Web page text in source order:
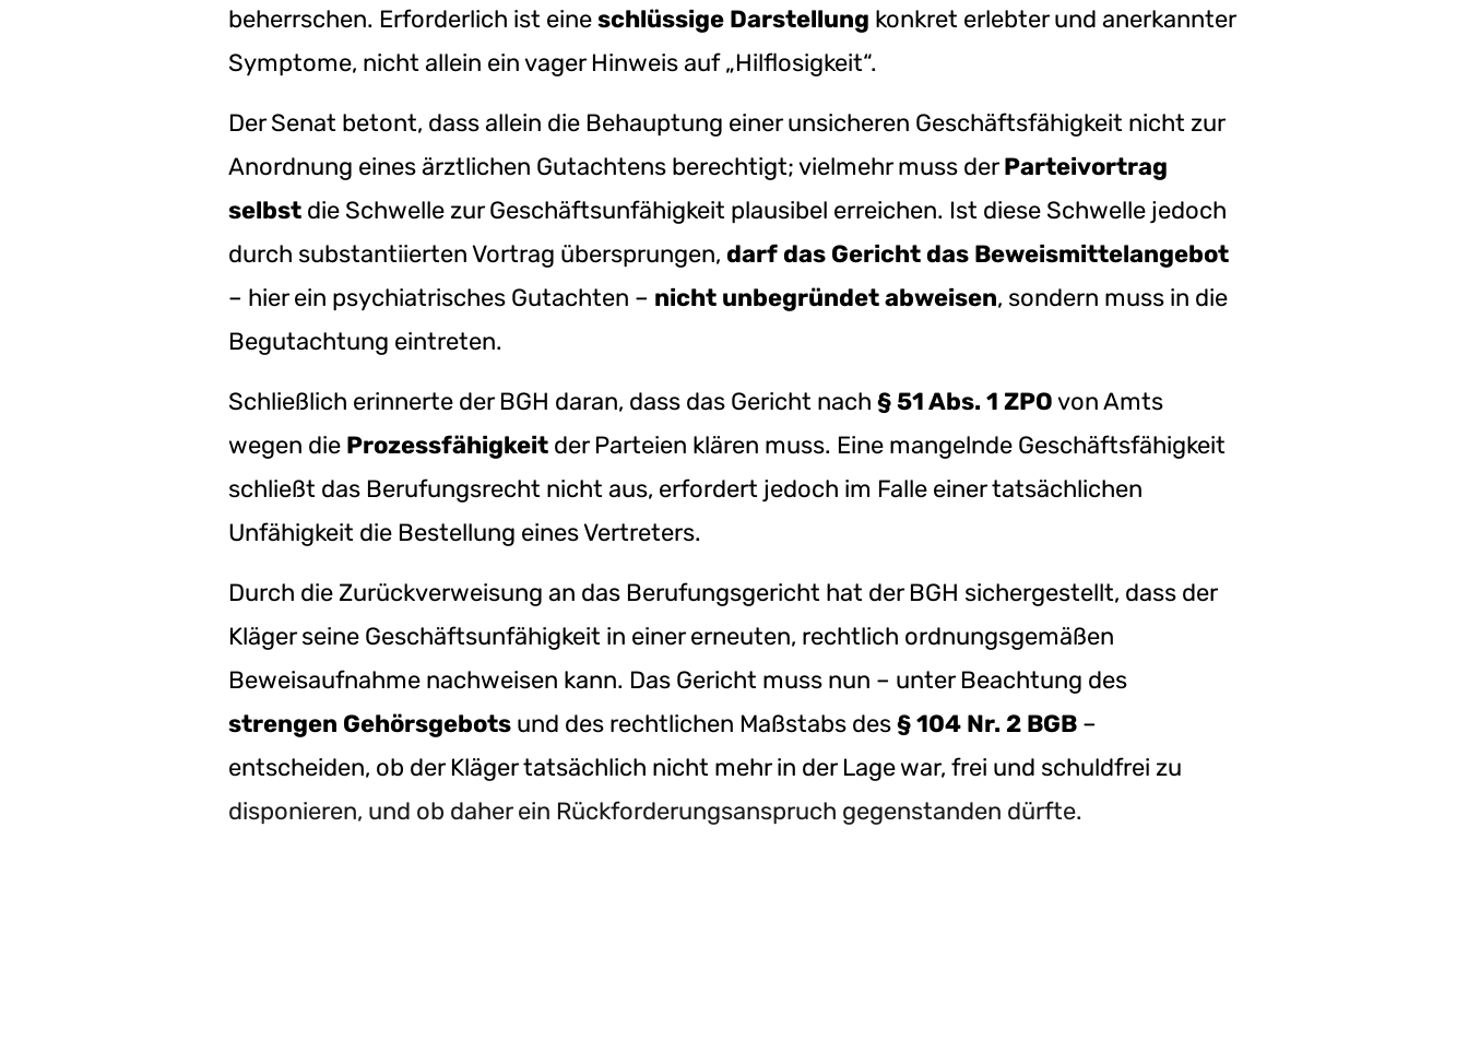
beherrschen. Erforderlich ist eineschlüssige Darstellung konkret erlebter und anerkannter
Symptome, nicht allein ein vager Hinweis auf „Hilflosigkeit“.
Der Senat betont, dass allein die Behauptung einer unsicheren Geschäftsfähigkeit nicht zur
Anordnung eines ärztlichen Gutachtens berechtigt; vielmehr muss derParteivortrag
selbstdie Schwelle zur Geschäftsunfähigkeit plausibel erreichen. Ist diese Schwelle jedoch
durch substantiierten Vortrag übersprungen, darf das Gericht das Beweismittelangebot
– hier ein psychiatrisches Gutachten – nicht unbegründet abweisen, sondern muss in die
Begutachtung eintreten.
Schließlich erinnerte der BGH daran, dass das Gericht nach § 51 Abs. 1 ZPOvon Amts
wegen die Prozessfähigkeitder Parteien klären muss. Eine mangelnde Geschäftsfähigkeit
schließt das Berufungsrecht nicht aus, erfordert jedoch im Falle einer tatsächlichen
Unfähigkeit die Bestellung eines Vertreters.
Durch die Zurückverweisung an das Berufungsgericht hat der BGH sichergestellt, dass der
Kläger seine Geschäftsunfähigkeit in einer erneuten, rechtlich ordnungsgemäßen
Beweisaufnahme nachweisen kann. Das Gericht muss nun – unter Beachtung des
strengen Gehörsgebotsund des rechtlichen Maßstabs des§ 104 Nr. 2 BGB–
entscheiden, ob der Kläger tatsächlich nicht mehr in der Lage war, frei und schuldfrei zu
disponieren, und ob daher ein Rückforderungsanspruch gegenstanden dürfte.